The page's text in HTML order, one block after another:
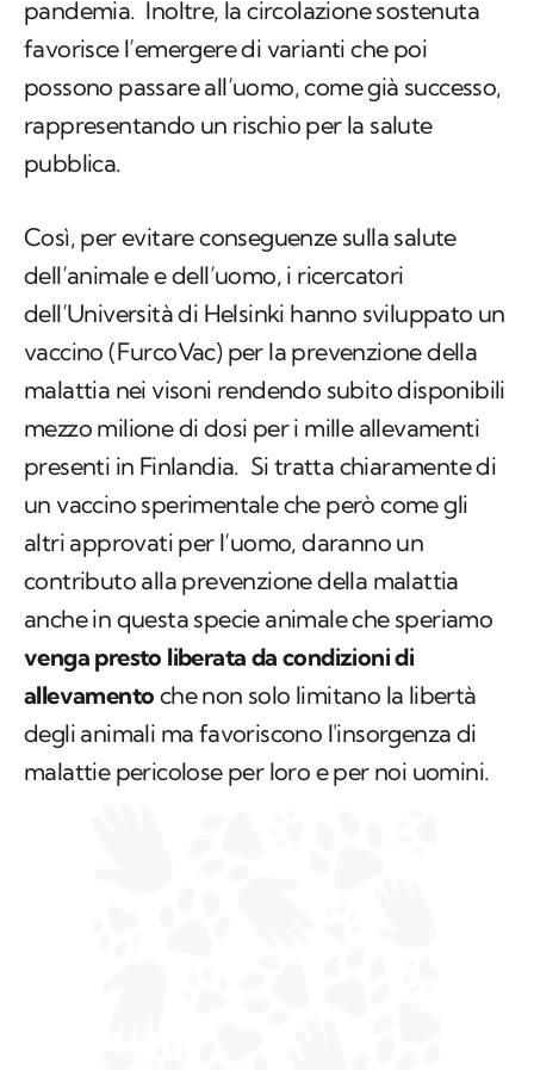
pandemia. Inoltre, la circolazione sostenuta
favorisce l’emergere di varianti che poi
possono passare all’uomo, come già successo,
rappresentando un rischio per la salute
pubblica.
Così, per evitare conseguenze sulla salute
dell’animale e dell’uomo, i ricercatori
dell’Università di Helsinki hanno sviluppato un
vaccino (FurcoVac) per la prevenzione della
malattia nei visoni rendendo subito disponibili
mezzo milione di dosi per i mille allevamenti
presenti in Finlandia. Si tratta chiaramente di
un vaccino sperimentale che però come gli
altri approvati per l’uomo, daranno un
contributo alla prevenzione della malattia
anche in questa specie animale che speriamo
venga presto liberata da condizioni di
allevamento che non solo limitano la libertà
degli animali ma favoriscono l'insorgenza di
malattie pericolose per loro e per noi uomini.